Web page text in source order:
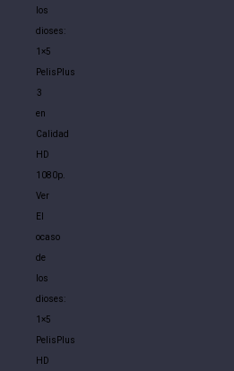
los
dioses:
1×5
PelisPlus
3
en
Calidad
HD
1080p.
Ver
El
ocaso
de
los
dioses:
1×5
PelisPlus
HD